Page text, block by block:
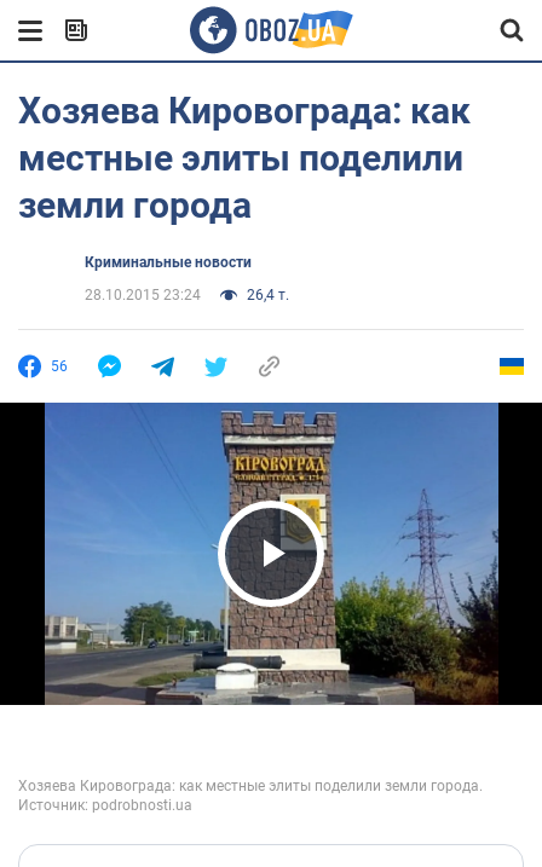
Хозяева Кировограда: как
местные элиты поделили
земли города
Криминальные новости
28.10.2015 23:24
26,4 т.
56
Play Video